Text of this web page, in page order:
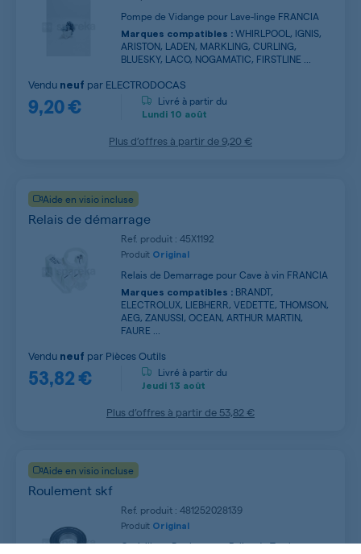
Pompe de Vidange pour Lave-linge FRANCIA
Marques compatibles : WHIRLPOOL, IGNIS,
ARISTON, LADEN, MARKLING, CURLING,
BLUESKY, LACO, NOGAMATIC, FIRSTLINE ...
9,20 €
Vendu neuf par ELECTRODOCAS
Livré à partir du
Lundi 10 août
Plus d’offres à partir de 9,20 €
Aide en visio incluse
Relais de démarrage
Ref. produit : 45X1192
Produit Original
Relais de Demarrage pour Cave à vin FRANCIA
Marques compatibles : BRANDT,
ELECTROLUX, LIEBHERR, VEDETTE, THOMSON,
AEG, ZANUSSI, OCEAN, ARTHUR MARTIN,
FAURE ...
53,82 €
Vendu neuf par Pièces Outils
Livré à partir du
Jeudi 13 août
Plus d’offres à partir de 53,82 €
Aide en visio incluse
Roulement skf
Ref. produit : 481252028139
Produit Original
Croisillon - Roulement - Palier de Tambour pour